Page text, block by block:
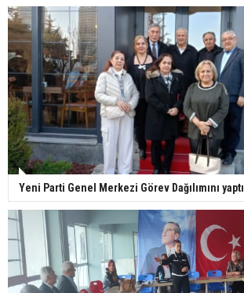
Yeni Parti Genel Merkezi Görev Dağılımını yaptı